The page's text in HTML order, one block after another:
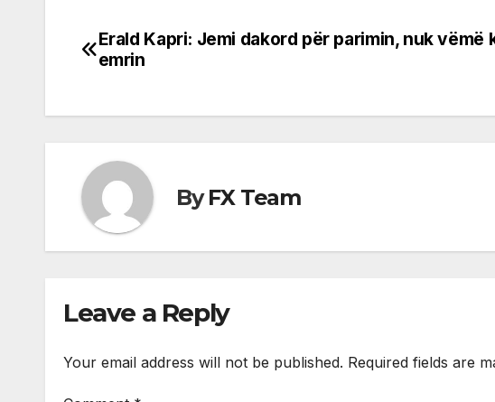
Post
Erald Kapri: Jemi dakord për parimin, nuk vëmë
emrin
ByFX Team
Leave a Reply
Your email address will not be published. Required fields are